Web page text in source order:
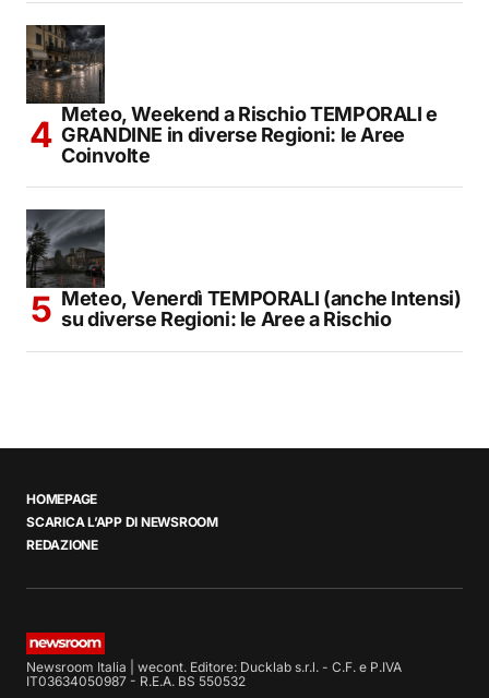
Meteo, Weekend a Rischio TEMPORALI e
GRANDINE in diverse Regioni: le Aree
Coinvolte
Meteo, Venerdì TEMPORALI (anche Intensi)
su diverse Regioni: le Aree a Rischio
HOMEPAGE
SCARICA L’APP DI NEWSROOM
REDAZIONE
Newsroom Italia | wecont. Editore: Ducklab s.r.l. - C.F. e P.IVA
IT03634050987 - R.E.A. BS 550532